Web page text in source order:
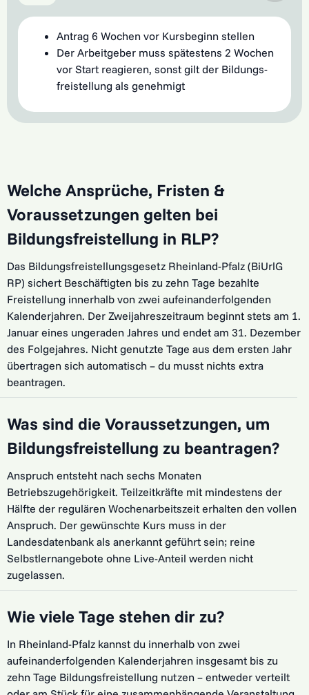
Antrag 6 Wochen vor Kursbeginn stellen
Der Arbeitgeber muss spätestens 2 Wochen
vor Start reagieren, sonst gilt der Bildungs­
freistellung als genehmigt
Welche Ansprüche, Fristen &
Voraussetzungen gelten bei
Bildungsfreistellung in RLP?
Das Bildungsfreistellungsgesetz Rheinland-Pfalz (BiUrlG
RP) sichert Beschäftigten bis zu zehn Tage bezahlte
Freistellung innerhalb von zwei aufeinanderfolgenden
Kalenderjahren. Der Zweijahreszeitraum beginnt stets am 1.
Januar eines ungeraden Jahres und endet am 31. Dezember
des Folgejahres. Nicht genutzte Tage aus dem ersten Jahr
übertragen sich automatisch – du musst nichts extra
beantragen.
Was sind die Voraussetzungen, um
Bildungsfreistellung zu beantragen?
Anspruch entsteht nach sechs Monaten
Betriebszugehörigkeit. Teilzeit­kräfte mit mindestens der
Hälfte der regulären Wochenarbeitszeit erhalten den vollen
Anspruch. Der gewünschte Kurs muss in der
Landesdatenbank als anerkannt geführt sein; reine
Selbstlern­angebote ohne Live-Anteil werden nicht
zugelassen.
Wie viele Tage stehen dir zu?
In Rheinland-Pfalz kannst du innerhalb von zwei
aufeinanderfolgenden Kalenderjahren insgesamt bis zu
zehn Tage Bildungsfreistellung nutzen – entweder verteilt